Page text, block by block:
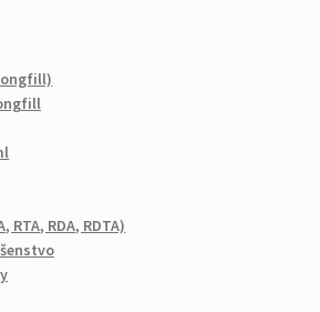
RTA, RDA, RDTA)